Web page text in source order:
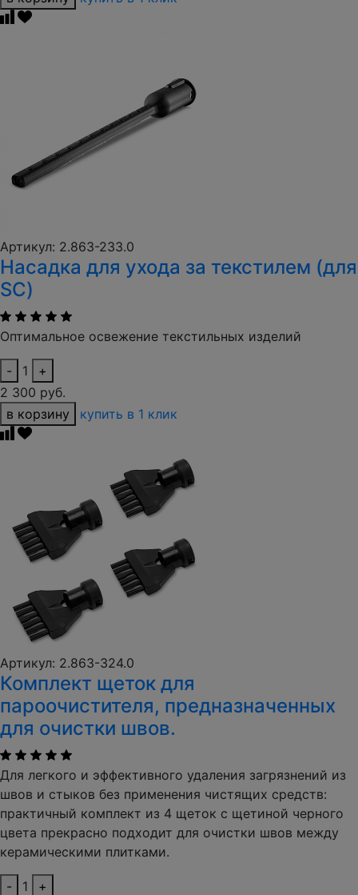
Артикул: 2.863-233.0
Насадка для ухода за текстилем (для
SC)
Оптимальное освежение текстильных изделий
- 1
+
2 300 руб.
в корзину
купить в 1 клик
Артикул: 2.863-324.0
Комплект щеток для
пароочистителя, предназначенных
для очистки швов.
Для легкого и эффективного удаления загрязнений из
швов и стыков без применения чистящих средств:
практичный комплект из 4 щеток с щетиной черного
цвета прекрасно подходит для очистки швов между
керамическими плитками.
- 1
+